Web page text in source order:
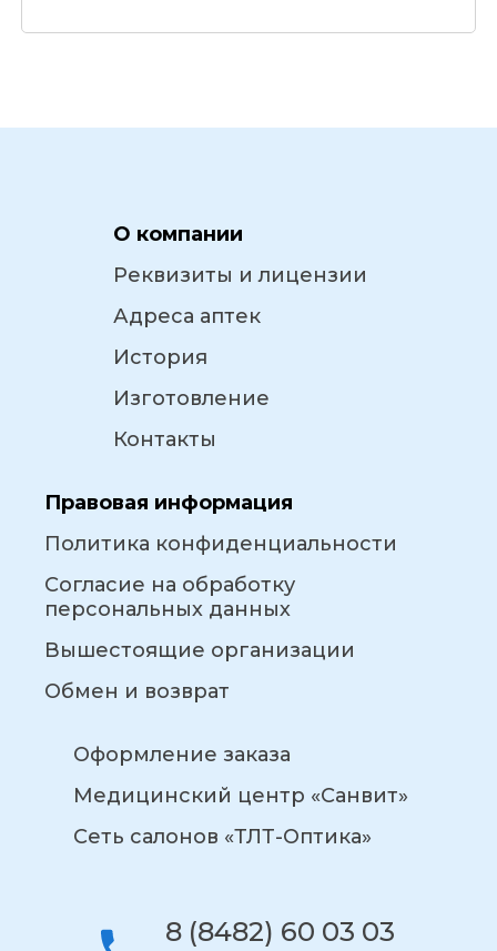
О компании
Реквизиты и лицензии
Адреса аптек
История
Изготовление
Контакты
Правовая информация
Политика конфиденциальности
Согласие на обработку
персональных данных
Вышестоящие организации
Обмен и возврат
Оформление заказа
Медицинский центр «Санвит»
Сеть салонов «ТЛТ-Оптика»
8 (8482) 60 03 03